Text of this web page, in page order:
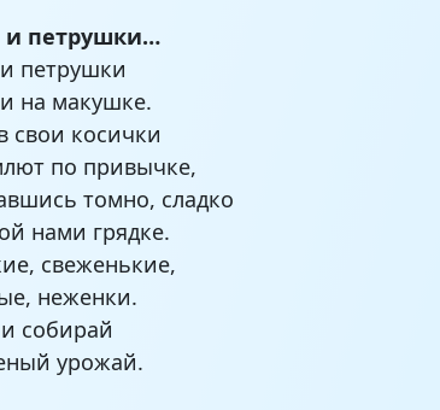
и петрушки…
петрушки
на макушке.
свои косички
по привычке,
томно, сладко
нами грядке.
свеженькие,
неженки.
собирай
урожай.